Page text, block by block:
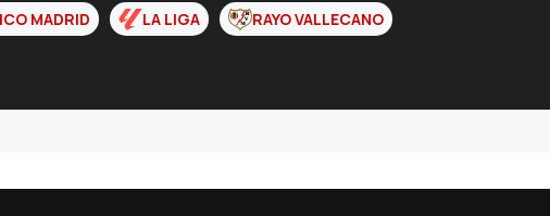
MADRID LA LIGA RAYO VALLECANO